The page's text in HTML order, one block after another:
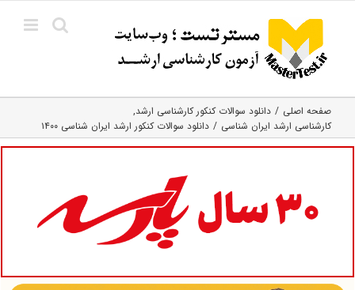
content
صفحه اصلی
دانلود سوالات کنکور کارشناسی ارشد
کارشناسی ارشد ایران شناسی
دانلود سوالات کنکور ارشد ایران شناسی ۱۴۰۰